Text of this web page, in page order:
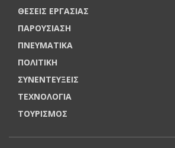
ΘΕΣΕΙΣ ΕΡΓΑΣΙΑΣ
ΠΑΡΟΥΣΙΑΣΗ
ΠΝΕΥΜΑΤΙΚΑ
ΠΟΛΙΤΙΚΗ
ΣΥΝΕΝΤΕΥΞΕΙΣ
ΤΕΧΝΟΛΟΓΙΑ
ΤΟΥΡΙΣΜΟΣ